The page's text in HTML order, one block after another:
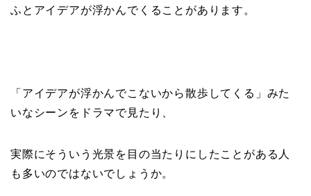
ふとアイデアが浮かんでくることがあります。
「アイデアが浮かんでこないから散歩してくる」みた
いなシーンをドラマで見たり、
実際にそういう光景を目の当たりにしたことがある人
も多いのではないでしょうか。